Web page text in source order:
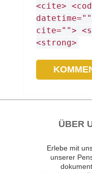
<cite>
cite="">
<strong>
ÜBER
Erlebe mit
unserer